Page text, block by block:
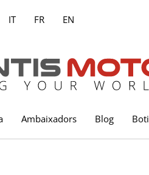
IT FR EN
Ambaixadors Blog